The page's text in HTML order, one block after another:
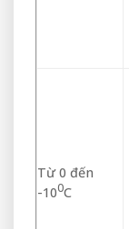
Từ 0 đến
-100C